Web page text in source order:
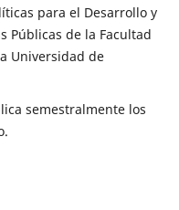
para el Desarrollo y
Públicas de la Facultad
Universidad de
semestralmente los